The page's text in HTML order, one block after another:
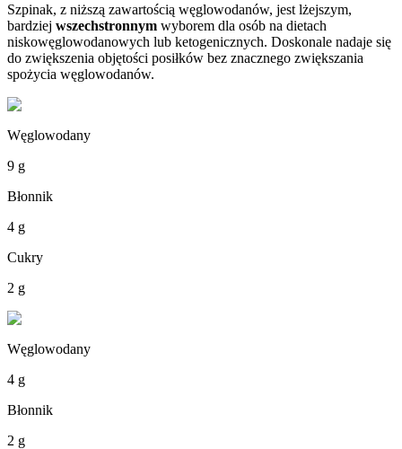
Szpinak, z niższą zawartością węglowodanów, jest lżejszym,
bardziej wszechstronnym wyborem dla osób na dietach
niskowęglowodanowych lub ketogenicznych. Doskonale nadaje się
do zwiększenia objętości posiłków bez znacznego zwiększania
spożycia węglowodanów.
Węglowodany
9 g
Błonnik
4 g
Cukry
2 g
Węglowodany
4 g
Błonnik
2 g